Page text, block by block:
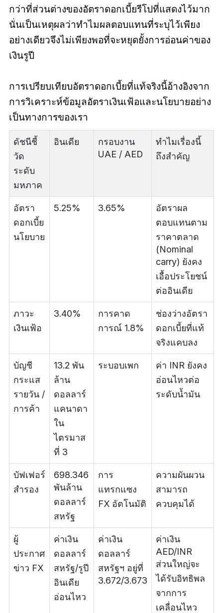
กว่าที่ส่วนต่างของอัตราดอกเบี้ยรีโปที่แสดงไว้มาก
นั่นเป็นเหตุผลว่าทำไมผลตอบแทนที่ระบุไว้เพียง
อย่างเดียวจึงไม่เพียงพอที่จะหยุดยั้งการอ่อนค่าของ
เงินรูปี
การเปรียบเทียบอัตราดอกเบี้ยที่แท้จริงนี้อ้างอิงจาก
การวิเคราะห์ข้อมูลอัตราเงินเฟ้อและนโยบายอย่าง
เป็นทางการของเรา
ดัชนีชี้
วัด
ระดับ
มหภาค
อินเดีย
กรอบงาน
UAE / AED
ทำไมเรื่องนี้
ถึงสำคัญ
อัตรา
ดอกเบี้ย
นโยบาย
5.25% 3.65%
อัตราผล
ตอบแทนตาม
ราคาตลาด
(Nominal
carry) ยังคง
เอื้อประโยชน์
ต่ออินเดีย
ภาวะ
เงินเฟ้อ
3.40%
การคาด
การณ์ 1.8%
ช่องว่างอัตรา
ดอกเบี้ยที่แท้
จริงแคบลง
บัญชี
กระแส
รายวัน /
การค้า
13.2 พัน
ล้าน
ดอลลาร์
แคนาดา
ใน
ไตรมาส
ที่ 3
ระบอบเพก
ค่า INR ยังคง
อ่อนไหวต่อ
ระดับน้ำมัน
บัฟเฟอร์
สำรอง
698.346
พันล้าน
ดอลลาร์
สหรัฐ
การ
แทรกแซง
FX อัตโนมัติ
ความผันผวน
สามารถ
ควบคุมได้
ผู้
ประกาศ
ข่าว FX
ค่าเงิน
ดอลลาร์
สหรัฐ/รูปี
อินเดีย
อ่อนไหว
ค่าเงิน
ดอลลาร์
สหรัฐฯ อยู่ที่
3.672/3.673
ค่าเงิน
AED/INR
ส่วนใหญ่จะ
ได้รับอิทธิพล
จากการ
เคลื่อนไหว